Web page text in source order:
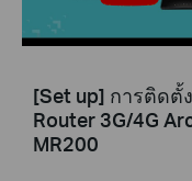
[Set up] การติดตั้ง
Router 3G/4G
MR200